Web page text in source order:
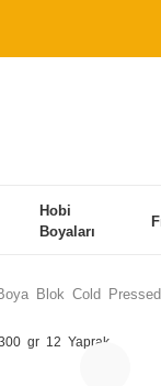
Hobi
Boyaları
Blok Cold